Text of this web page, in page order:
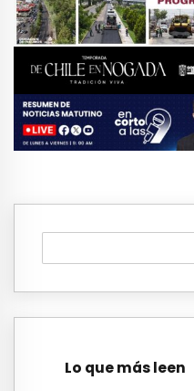
Lo que más leen